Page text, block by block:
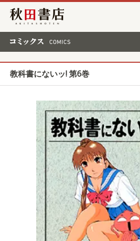
秋田書店
教科書にないッ! 第6巻